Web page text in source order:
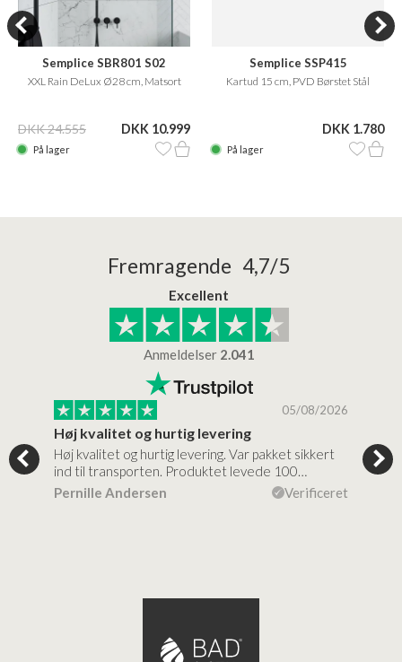
Semplice SBR801 S02
XXL Rain DeLux Ø28 cm, Matsort
DKK 24.555 DKK 10.999
På lager
Semplice SSP415
Kartud 15 cm, PVD Børstet Stål
DKK 1.780
På lager
Fremragende 4,7/5
Excellent
Anmeldelser 2.041
05/08/2026
Høj kvalitet og hurtig levering
Høj kvalitet og hurtig levering. Var pakket sikkert
ind til transporten. Produktet levede 100…
Pernille Andersen
Verificeret